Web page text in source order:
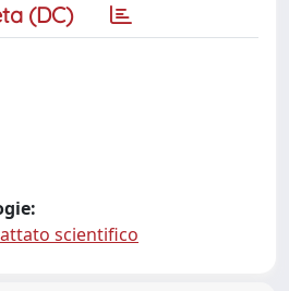
(DC)
scientifico